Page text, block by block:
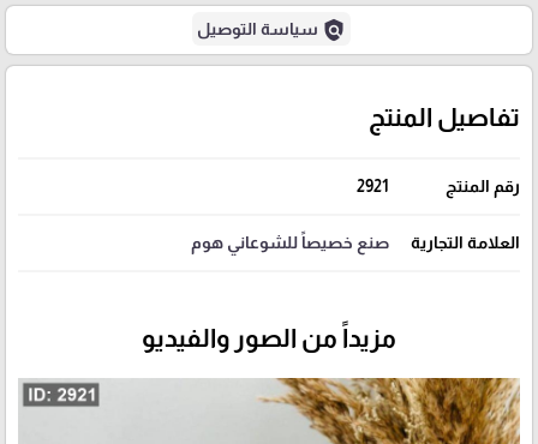
policy سياسة التوصيل
تفاصيل المنتج
رقم المنتج 2921
العلامة التجارية صنع خصيصاً للشوعاني هوم
مزيداً من الصور والفيديو